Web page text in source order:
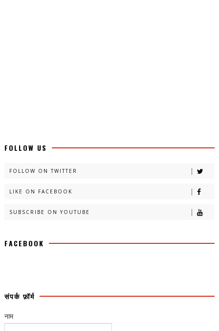
FOLLOW US
FOLLOW ON TWITTER
LIKE ON FACEBOOK
SUBSCRIBE ON YOUTUBE
FACEBOOK
संपर्क फ़ॉर्म
नाम